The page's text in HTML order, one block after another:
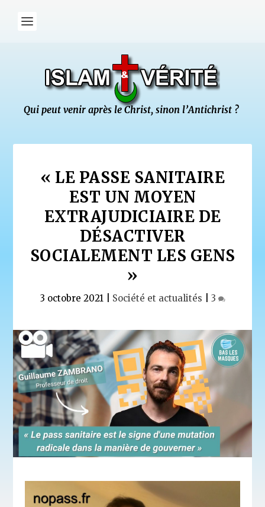
« LE PASSE SANITAIRE
EST UN MOYEN
EXTRAJUDICIAIRE DE
DÉSACTIVER
SOCIALEMENT LES GENS
»
3 octobre 2021| Société et actualités 3